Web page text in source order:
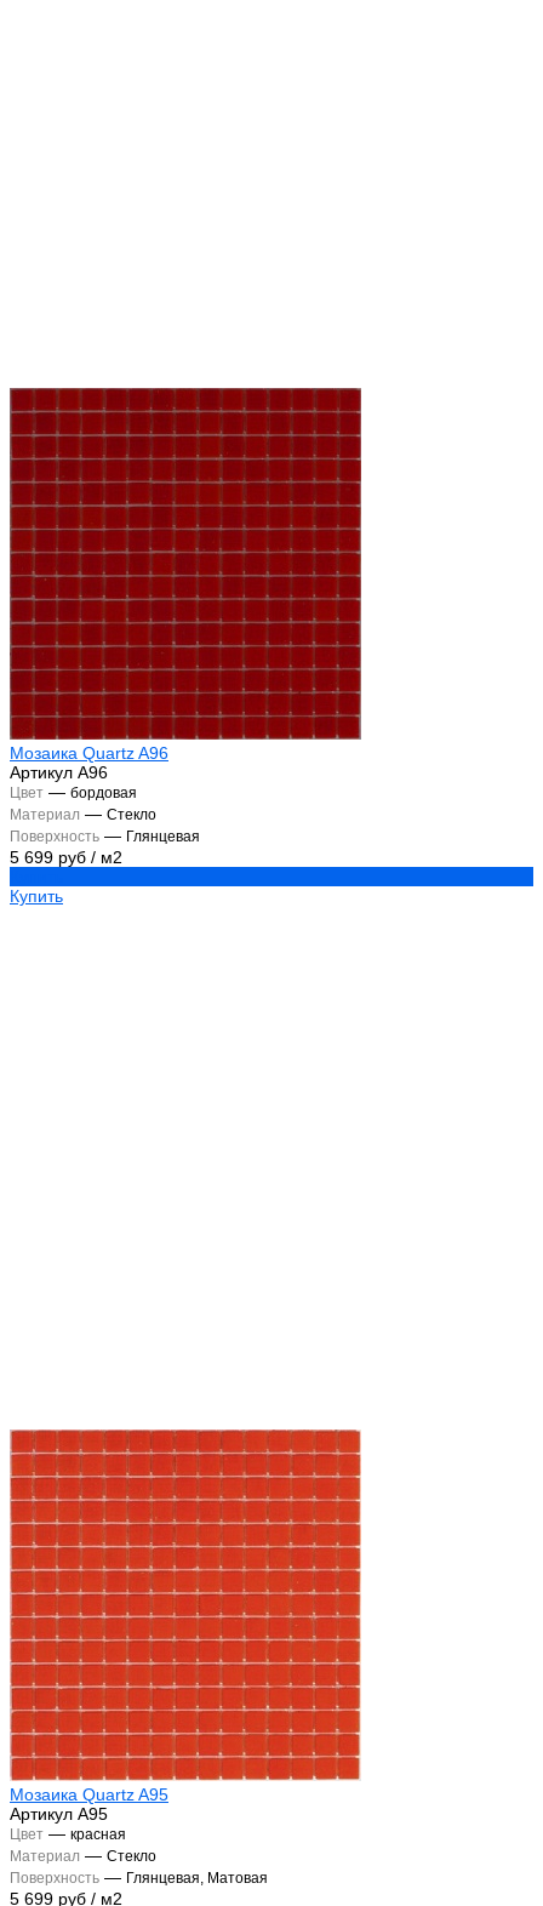
Мозаика Quartz A96
Артикул A96
Цвет — бордовая
Материал — Стекло
Поверхность — Глянцевая
5 699 руб / м2
Купить
Мозаика Quartz A95
Артикул A95
Цвет — красная
Материал — Стекло
Поверхность — Глянцевая, Матовая
5 699 руб / м2